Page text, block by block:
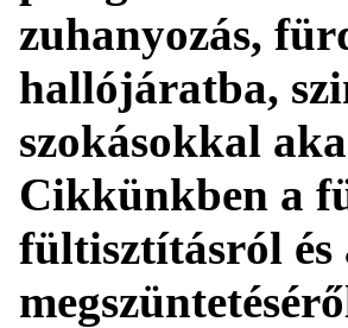
zuhanyozás,
hallójáratba,
szokásokkal
Cikkünkben a
fültisztításról és